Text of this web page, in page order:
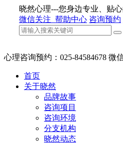
晓然心理---您身边专业、贴
微信关注 帮助中心 咨询预约
心理咨询预约：025-84584678 微
首页
关于晓然
品牌故事
咨询项目
咨询环境
分支机构
晓然动态